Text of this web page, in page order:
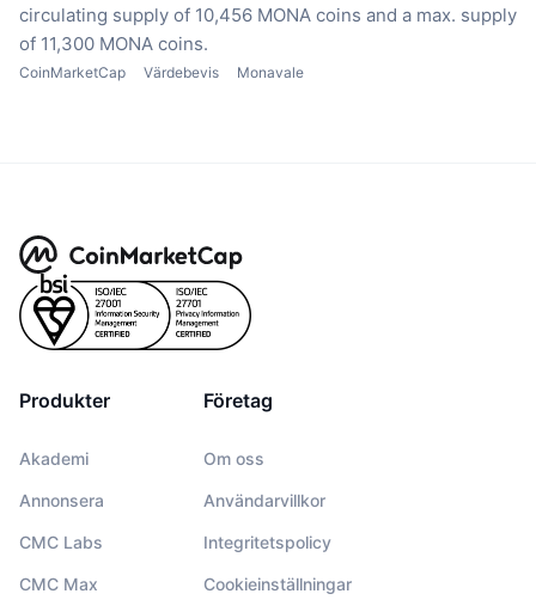
circulating supply of 10,456 MONA coins and a max. supply
of 11,300 MONA coins.
CoinMarketCap Värdebevis Monavale
Produkter
Akademi
Annonsera
CMC Labs
CMC Max
Företag
Om oss
Användarvillkor
Integritetspolicy
Cookieinställningar